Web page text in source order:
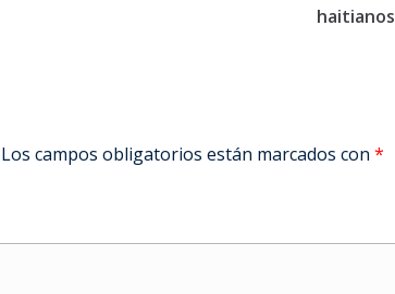
haitianos
Los campos obligatorios están marcados con *